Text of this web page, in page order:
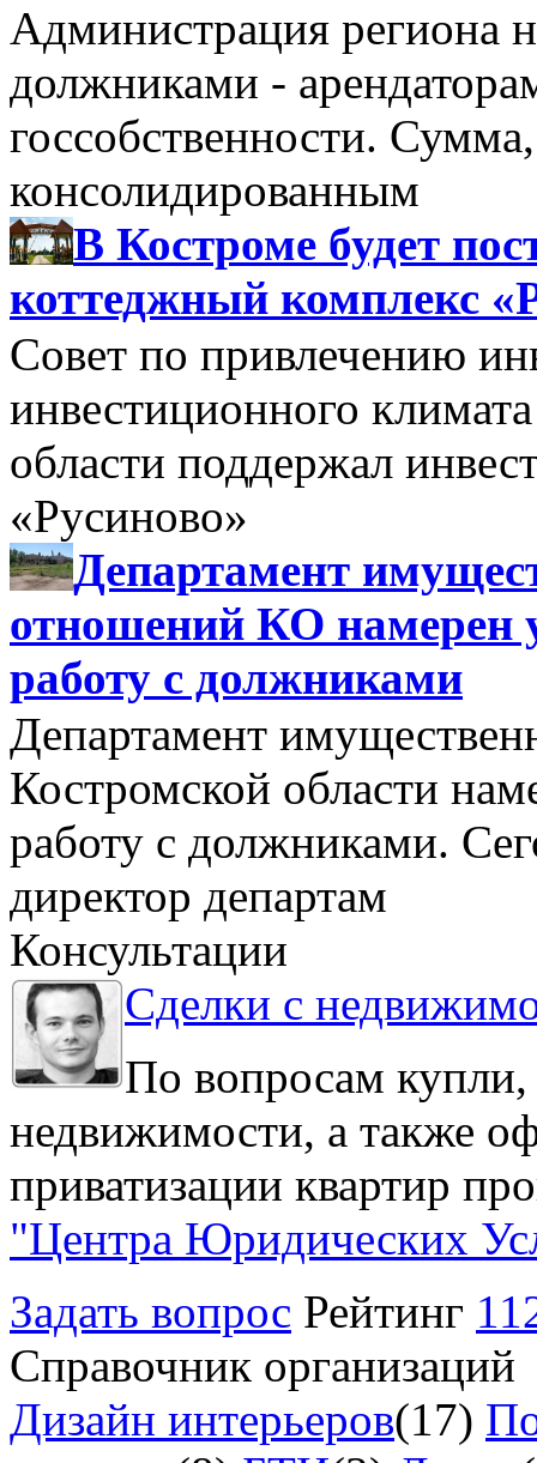
Администрация региона
должниками -
госсобственности.
консолидированным
В Костроме будет
коттеджный комплекс
Совет по привлечению
инвестиционного
области поддержал
«Русиново»
Департамент
отношений КО намерен
работу с должниками
Департамент
Костромской области
работу с должниками.
директор департам
Консультации
Сделки с
По вопросам
недвижимости, а также
приватизации квартир
"Центра Юридических
Задать вопрос Рейтинг
Справочник организаций
Дизайн интерьеров(17)